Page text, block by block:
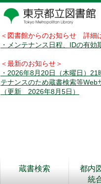
＜図書館からのお知らせ 詳細
・メンテナンス日程、IDの有
＜最新のお知らせ＞
・2026年8月20日（木曜日）
テナンスのため蔵書検索等Web
（更新 2026年8月5日）
蔵書検索
都内
統